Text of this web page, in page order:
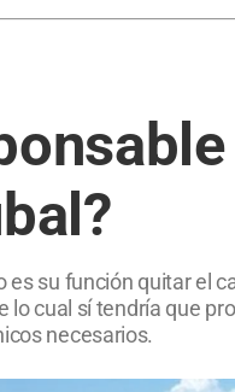
es su función quitar el
cual sí tendría que
necesarios.